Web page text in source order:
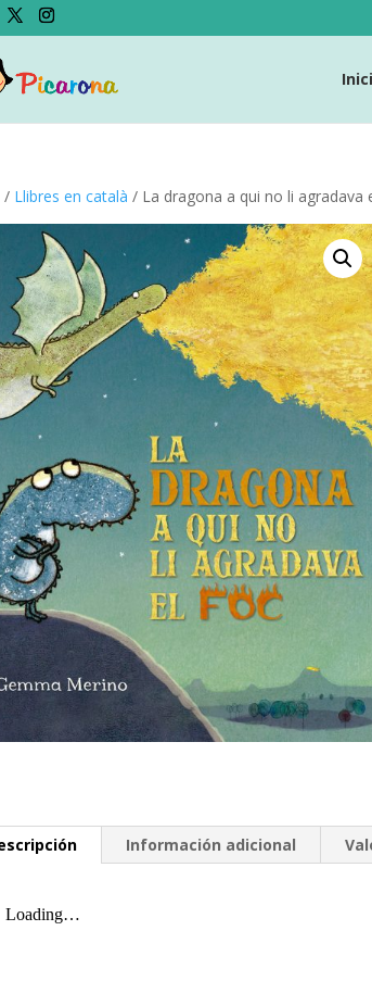
/ Llibres en català / La dragona a qui no li agradava
Información adicional